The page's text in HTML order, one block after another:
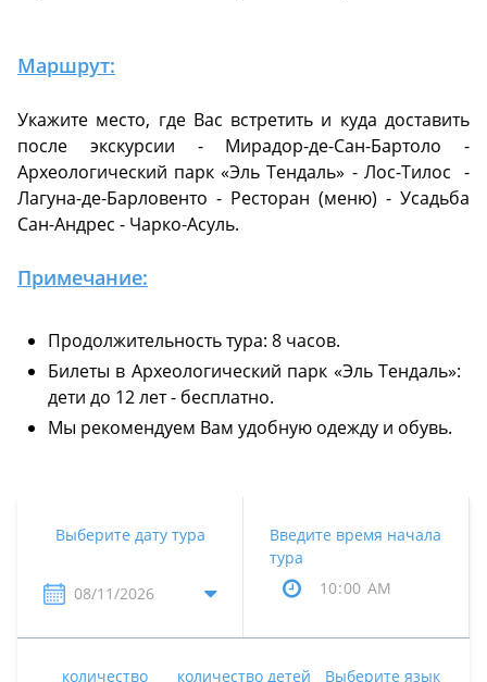
Маршрут:
Укажите место, где Вас встретить и куда доставить
после экскурсии - Мирадор-де-Сан-Бартоло -
Археологический парк «Эль Тендаль» - Лос-Тилос -
Лагуна-де-Барловенто - Ресторан (меню) - Усадьба
Сан-Андрес - Чарко-Асуль.
Примечание:
Продолжительность тура: 8 часов.
Билеты в Археологический парк «Эль Тендаль»:
дети до 12 лет - бесплатно.
Мы рекомендуем Вам удобную одежду и обувь.
Выберите дату тура
Введите время начала
тура
количество количество детей Выберите язык